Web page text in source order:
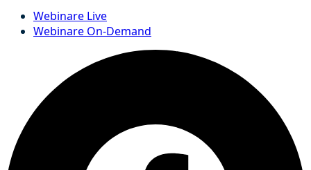
Webinare Live
Webinare On-Demand